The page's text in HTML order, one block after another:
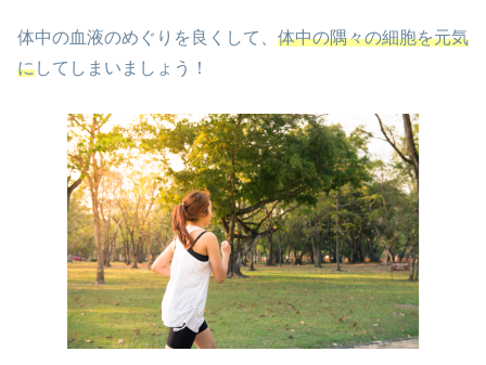
体中の血液のめぐりを良くして、 体中の隅々の細胞を元気
にしてしまいましょう！